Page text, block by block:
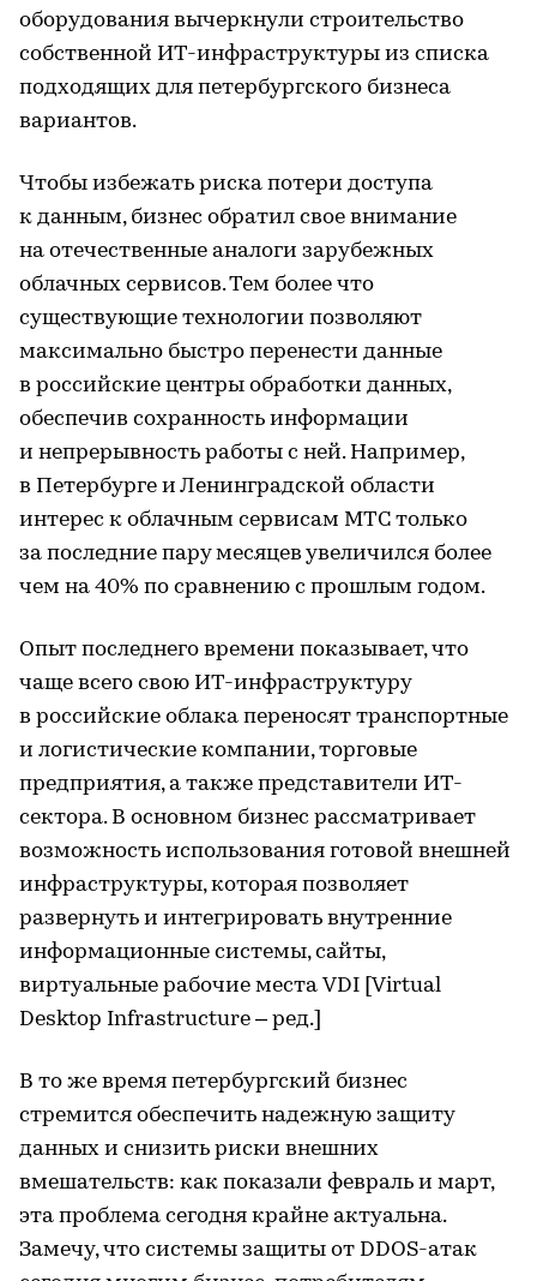
оборудования вычеркнули строительство
собственной ИТ-инфраструктуры из списка
подходящих для петербургского бизнеса
вариантов.
Чтобы избежать риска потери доступа
к данным, бизнес обратил свое внимание
на отечественные аналоги зарубежных
облачных сервисов. Тем более что
существующие технологии позволяют
максимально быстро перенести данные
в российские центры обработки данных,
обеспечив сохранность информации
и непрерывность работы с ней. Например,
в Петербурге и Ленинградской области
интерес к облачным сервисам МТС только
за последние пару месяцев увеличился более
чем на 40% по сравнению с прошлым годом.
Опыт последнего времени показывает, что
чаще всего свою ИТ-инфраструктуру
в российские облака переносят транспортные
и логистические компании, торговые
предприятия, а также представители ИТ-
сектора. В основном бизнес рассматривает
возможность использования готовой внешней
инфраструктуры, которая позволяет
развернуть и интегрировать внутренние
информационные системы, сайты,
виртуальные рабочие места VDI [Virtual
Desktop Infrastructure – ред.]
В то же время петербургский бизнес
стремится обеспечить надежную защиту
данных и снизить риски внешних
вмешательств: как показали февраль и март,
эта проблема сегодня крайне актуальна.
Замечу, что системы защиты от DDOS-атак